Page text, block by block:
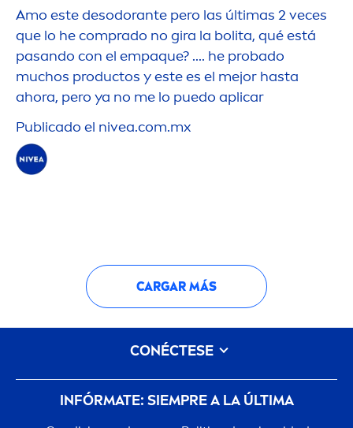
Amo este desodorante pero las últimas 2 veces
que lo he comprado no gira la bolita, qué está
pasando con el empaque? .... he probado
muchos productos y este es el mejor hasta
ahora, pero ya no me lo puedo aplicar
Publicado el nivea.com.mx
CARGAR MÁS
INFÓRMATE: SIEMPRE A LA ÚLTIMA
CONÉCTESE